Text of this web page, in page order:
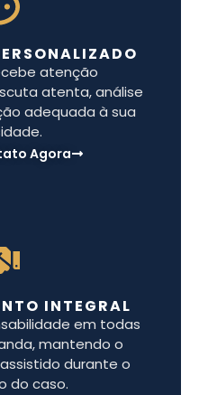
atenção
atenta, análise
adequada à sua
Agora
INTEGRAL
em todas
mantendo o
durante o
do caso.